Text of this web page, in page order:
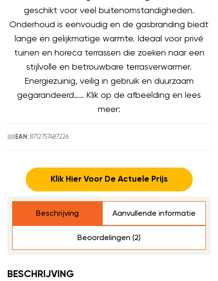
geschikt voor veel buitenomstandigheden.
Onderhoud is eenvoudig en de gasbranding biedt
lange en gelijkmatige warmte. Ideaal voor privé
tuinen en horeca terrassen die zoeken naar een
stijlvolle en betrouwbare terrasverwarmer.
Energiezuinig, veilig in gebruik en duurzaam
gegarandeerd…… Klik op de afbeelding en lees
meer:
EAN: 8712757487226
Klik Hier Voor De Actuele Prijs
Beschrijving Aanvullende informatie
Beoordelingen (2)
BESCHRIJVING